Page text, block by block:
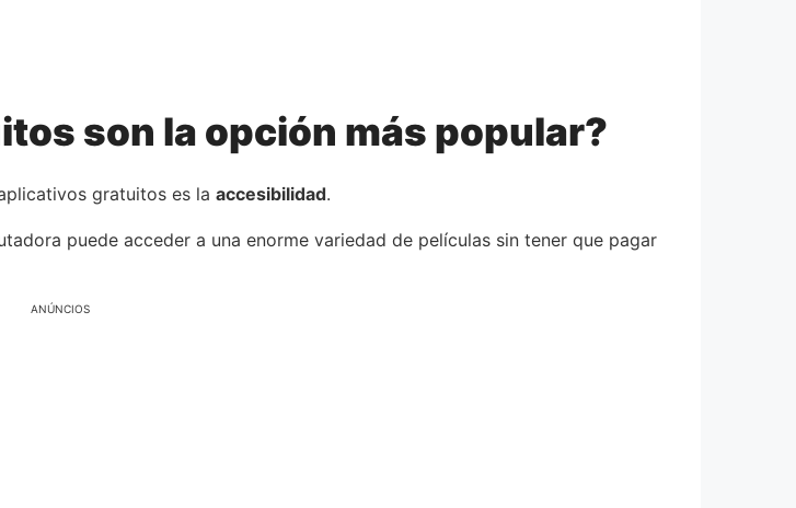
son la opción más popular?
gratuitos es la accesibilidad.
puede acceder a una enorme variedad de películas sin tener que pagar
ANÚNCIOS